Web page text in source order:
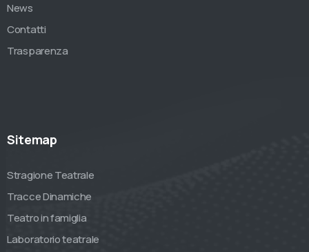
News
Contatti
Trasparenza
Sitemap
Stragione Teatrale
Tracce Dinamiche
Teatro in famiglia
Laboratorio teatrale